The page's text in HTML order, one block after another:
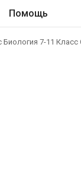
Помощь
Биология 7-11